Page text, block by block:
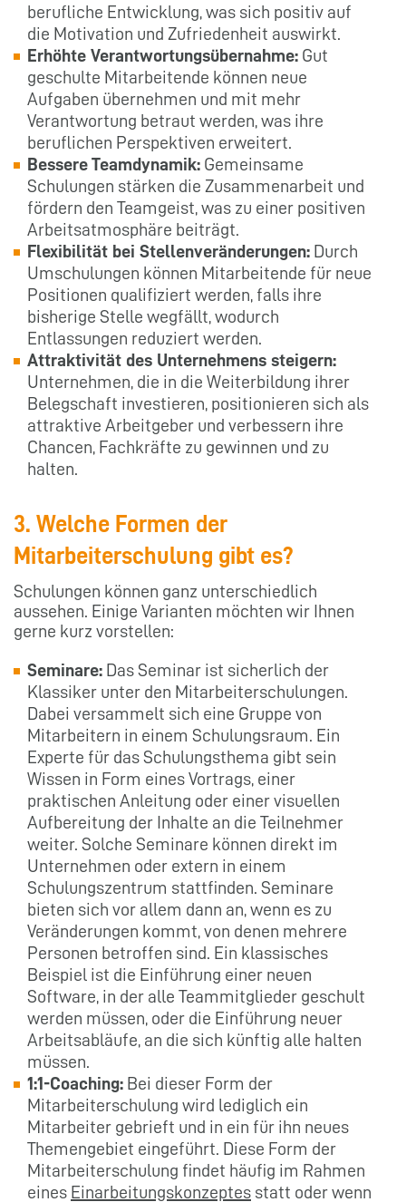
berufliche Entwicklung, was sich positiv auf
die Motivation und Zufriedenheit auswirkt.
Erhöhte Verantwortungsübernahme: Gut
geschulte Mitarbeitende können neue
Aufgaben übernehmen und mit mehr
Verantwortung betraut werden, was ihre
beruflichen Perspektiven erweitert.
Bessere Teamdynamik: Gemeinsame
Schulungen stärken die Zusammenarbeit und
fördern den Teamgeist, was zu einer positiven
Arbeitsatmosphäre beiträgt.
Flexibilität bei Stellenveränderungen: Durch
Umschulungen können Mitarbeitende für neue
Positionen qualifiziert werden, falls ihre
bisherige Stelle wegfällt, wodurch
Entlassungen reduziert werden.
Attraktivität des Unternehmens steigern:
Unternehmen, die in die Weiterbildung ihrer
Belegschaft investieren, positionieren sich als
attraktive Arbeitgeber und verbessern ihre
Chancen, Fachkräfte zu gewinnen und zu
halten.
3. Welche Formen der
Mitarbeiterschulung gibt es?
Schulungen können ganz unterschiedlich
aussehen. Einige Varianten möchten wir Ihnen
gerne kurz vorstellen:
Seminare: Das Seminar ist sicherlich der
Klassiker unter den Mitarbeiterschulungen.
Dabei versammelt sich eine Gruppe von
Mitarbeitern in einem Schulungsraum. Ein
Experte für das Schulungsthema gibt sein
Wissen in Form eines Vortrags, einer
praktischen Anleitung oder einer visuellen
Aufbereitung der Inhalte an die Teilnehmer
weiter. Solche Seminare können direkt im
Unternehmen oder extern in einem
Schulungszentrum stattfinden. Seminare
bieten sich vor allem dann an, wenn es zu
Veränderungen kommt, von denen mehrere
Personen betroffen sind. Ein klassisches
Beispiel ist die Einführung einer neuen
Software, in der alle Teammitglieder geschult
werden müssen, oder die Einführung neuer
Arbeitsabläufe, an die sich künftig alle halten
müssen.
1:1-Coaching: Bei dieser Form der
Mitarbeiterschulung wird lediglich ein
Mitarbeiter gebrieft und in ein für ihn neues
Themengebiet eingeführt. Diese Form der
Mitarbeiterschulung findet häufig im Rahmen
eines Einarbeitungskonzeptes statt oder wenn